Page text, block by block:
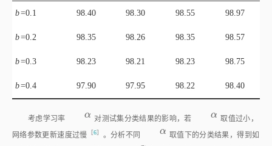
b =0.1 98.40 98.30 98.55 98.97
b =0.2 98.35 98.26 98.35 98.57
b =0.3 98.23 98.21 98.23 98.75
b =0.4 97.90 97.95 98.22 98.40
考虑学习率 对测试集分类结果的影响，若
取值过小，
网络参数更新速度过 慢 。分析不同
取值下的分类结果，得到如